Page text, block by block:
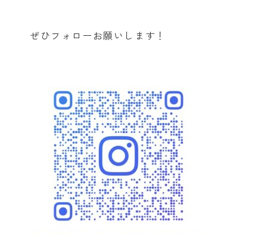
ぜひフォローお願いします！
園のこと
お知らせ
お問い合わせ
一時預かり予約